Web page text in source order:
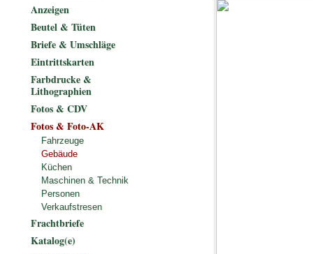
Anzeigen
Beutel & Tüten
Briefe & Umschläge
Eintrittskarten
Farbdrucke &
Lithographien
Fotos & CDV
Fotos & Foto-AK
Fahrzeuge
Gebäude
Küchen
Maschinen & Technik
Personen
Verkaufstresen
Frachtbriefe
Katalog(e)